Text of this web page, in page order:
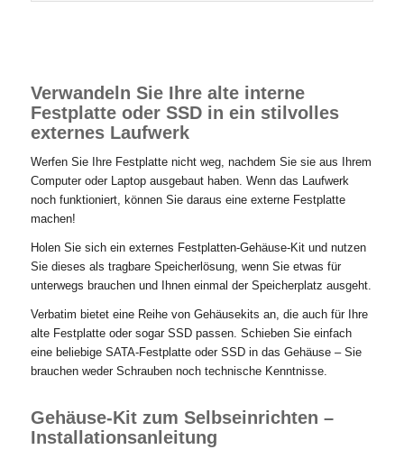
Verwandeln Sie Ihre alte interne
Festplatte oder SSD in ein stilvolles
externes Laufwerk
Werfen Sie Ihre Festplatte nicht weg, nachdem Sie sie aus Ihrem
Computer oder Laptop ausgebaut haben. Wenn das Laufwerk
noch funktioniert, können Sie daraus eine externe Festplatte
machen!
Holen Sie sich ein externes Festplatten-Gehäuse-Kit und nutzen
Sie dieses als tragbare Speicherlösung, wenn Sie etwas für
unterwegs brauchen und Ihnen einmal der Speicherplatz ausgeht.
Verbatim bietet eine Reihe von Gehäusekits an, die auch für Ihre
alte Festplatte oder sogar SSD passen. Schieben Sie einfach
eine beliebige SATA-Festplatte oder SSD in das Gehäuse – Sie
brauchen weder Schrauben noch technische Kenntnisse.
Gehäuse-Kit zum Selbseinrichten –
Installationsanleitung